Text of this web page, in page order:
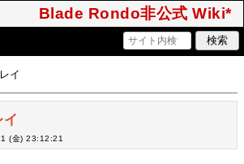
Blade Rondo非公式 Wiki*
イ
(金) 23:12:21